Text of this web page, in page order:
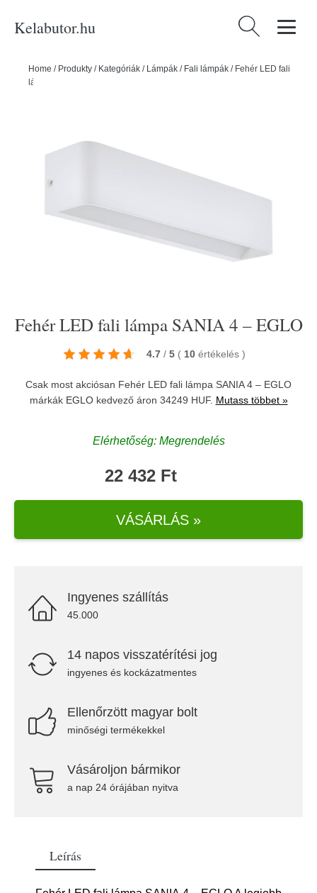
Kelabutor.hu Keresés:
Home / Produkty / Kategóriák / Lámpák / Fali lámpák / Fehér LED fali
lámpa SANIA 4 – EGLO
Fehér LED fali lámpa SANIA 4 – EGLO
4.7 / 5 ( 10 értékelés )
Csak most akciósan Fehér LED fali lámpa SANIA 4 – EGLO
márkák EGLOkedvező áron 34249 HUF. Mutass többet »
Elérhetőség: Megrendelés
22 432 Ft
VÁSÁRLÁS »
Ingyenes szállítás
45.000
14 napos visszatérítési jog
ingyenes és kockázatmentes
Ellenőrzött magyar bolt
minőségi termékekkel
Vásároljon bármikor
a nap 24 órájában nyitva
Leírás